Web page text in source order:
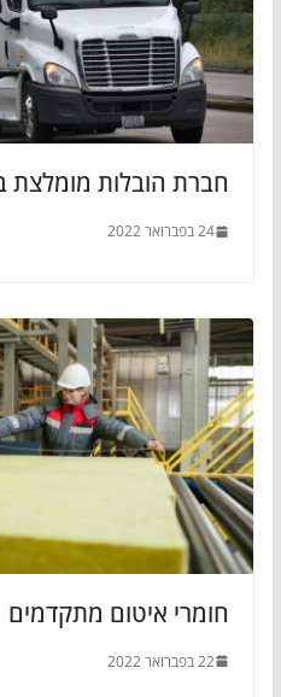
חברת הובלות מומלצת
24 בפברואר 2022
חומרי איטום מתקדמים
22 בפברואר 2022